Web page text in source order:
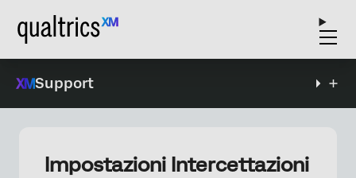
Support
Impostazioni Intercettazioni